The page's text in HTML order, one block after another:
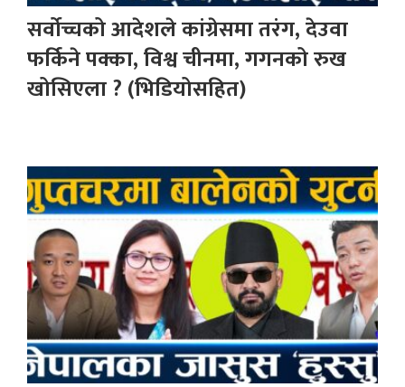
सर्वोच्चको आदेशले कांग्रेसमा तरंग, देउवा
फर्किने पक्का, विश्व चीनमा, गगनको रुख
खोसिएला ? (भिडियोसहित)